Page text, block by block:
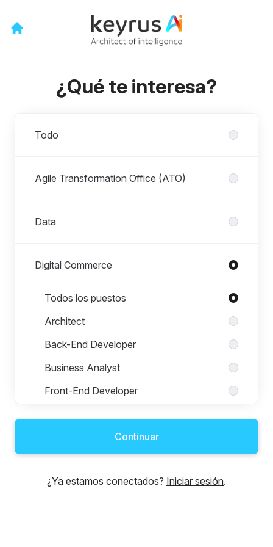
¿Qué te interesa?
Todo
Agile Transformation Office (ATO)
Data
Digital Commerce
Puestos en Digital Commerce
Todos los puestos
Architect
Back-End Developer
Business Analyst
Front-End Developer
Integration Developer
Product Owner
Continuar
¿Ya estamos conectados? Iniciar sesión.